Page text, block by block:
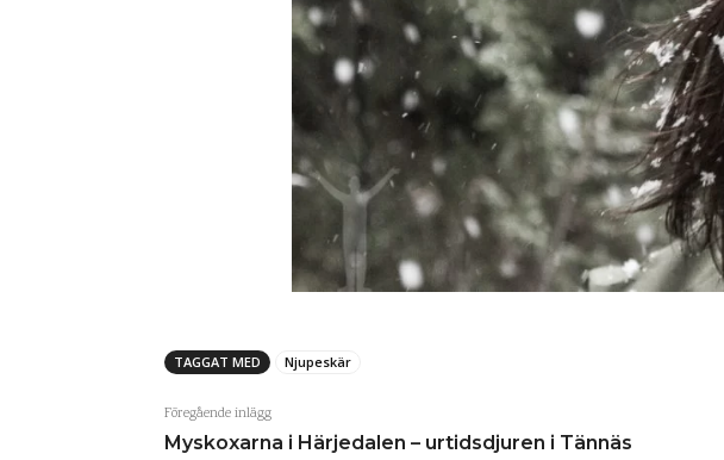
TAGGAT MED Njupeskär
Föregående inlägg
Myskoxarna i Härjedalen – urtidsdjuren i Tännäs